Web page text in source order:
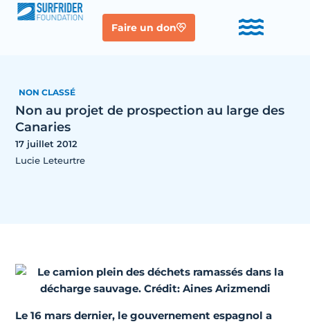
Faire un don
NON CLASSÉ
Non au projet de prospection au large des
Canaries
17 juillet 2012
Lucie Leteurtre
Le 16 mars dernier, le gouvernement espagnol a